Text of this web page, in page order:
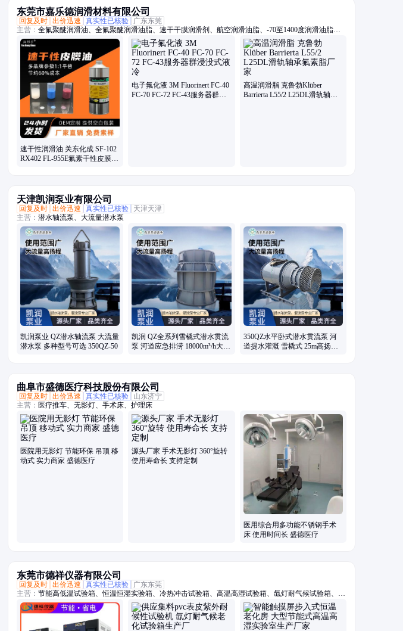
东莞市嘉乐德润滑材料有限公司
回复及时 出价迅速 真实性已核验
广东东莞
主营： 全氟聚醚润滑油、全氟聚醚润滑油脂、速干干膜润滑剂、航空润滑油脂、-70至1400度润滑油脂、
轴承润滑油脂、齿轮润滑油脂、螺丝螺栓润滑油脂、抗咬合防卡剂、高真空密封硅脂、电子氟化冷却液、
疏水涂层涂料、一比一平替进口品牌系列油脂
速干性润滑油 关东化成 SF-102
RX402 FL-955E氟素干性皮膜润
电子氟化液 3M Fluorinert FC-40
FC-70 FC-72 FC-43服务器群浸
高温润滑脂 克鲁勃Klüber
Barrierta L55/2 L25DL滑轨轴承
天津凯润泵业有限公司
回复及时 出价迅速 真实性已核验
天津天津
主营： 潜水轴流泵、大流量潜水泵
凯润泵业 QZ潜水轴流泵 大流量
潜水泵 多种型号可选 350QZ-50
凯润 QZ全系列雪橇式潜水贯流
泵 河道应急排涝 18000m³/h大流
350QZ水平卧式潜水贯流泵 河
道提水灌溉 雪橇式 25m高扬程
曲阜市盛德医疗科技股份有限公司
回复及时 出价迅速 真实性已核验
山东济宁
主营： 医疗推车、无影灯、手术床、护理床
医院用无影灯 节能环保 吊顶 移
动式 实力商家 盛德医疗
源头厂家 手术无影灯 360°旋转
使用寿命长 支持定制
医用综合用多功能不锈钢手术
床 使用时间长 盛德医疗
东莞市德祥仪器有限公司
回复及时 出价迅速 真实性已核验
广东东莞
主营： 节能高低温试验箱、恒温恒湿实验箱、冷热冲击试验箱、高温高湿试验箱、氙灯耐气候试验箱、耐
黄老化试验箱、紫外加速老化试验箱、三综合试验箱、步入式恒温恒湿试验箱、高低温试验箱、快速温变
试验箱、双85试验箱、低温试验箱、步入式高低温湿热室、hast试验箱、pct老化试验箱、高温试验箱、高
压加速老化试验箱、低气压试验箱、高低温低气压试验箱、恒温恒湿试验箱、淋雨试验箱、沙尘试验箱、